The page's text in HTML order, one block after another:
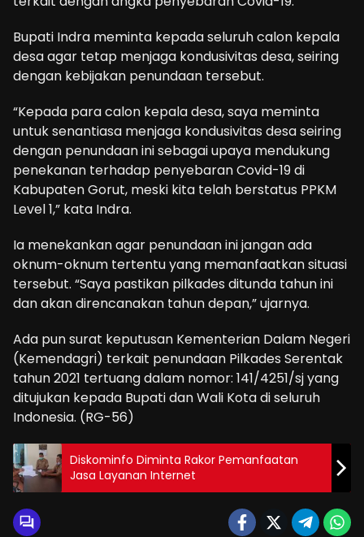
Bupati Indra meminta kepada seluruh calon kepala
desa agar tetap menjaga kondusivitas desa, seiring
dengan kebijakan penundaan tersebut.
“Kepada para calon kepala desa, saya meminta
untuk senantiasa menjaga kondusivitas desa seiring
dengan penundaan ini sebagai upaya mendukung
penekanan terhadap penyebaran Covid-19 di
Kabupaten Gorut, meski kita telah berstatus PPKM
Level 1,” kata Indra.
Ia menekankan agar penundaan ini jangan ada
oknum-oknum tertentu yang memanfaatkan situasi
tersebut. “Saya pastikan pilkades ditunda tahun ini
dan akan direncanakan tahun depan,” ujarnya.
Ada pun surat keputusan Kementerian Dalam Negeri
(Kemendagri) terkait penundaan Pilkades Serentak
tahun 2021 tertuang dalam nomor: 141/4251/sj yang
ditujukan kepada Bupati dan Wali Kota di seluruh
Indonesia. (RG-56)
Diskominfo Diminta Rakor Pemanfaatan
Jasa Layanan Internet